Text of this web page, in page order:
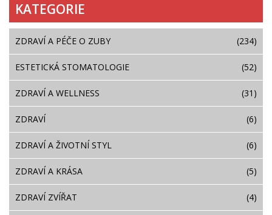
KATEGORIE
ZDRAVÍ A PÉČE O ZUBY (234)
ESTETICKÁ STOMATOLOGIE (52)
ZDRAVÍ A WELLNESS (31)
ZDRAVÍ (6)
ZDRAVÍ A ŽIVOTNÍ STYL (6)
ZDRAVÍ A KRÁSA (5)
ZDRAVÍ ZVÍŘAT (4)